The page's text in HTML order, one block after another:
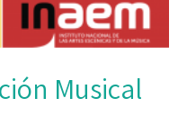
Musical